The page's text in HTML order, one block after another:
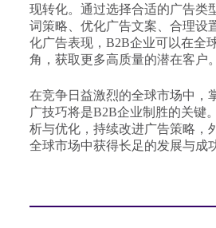
现转化。通过选择合适的广告类
词策略、优化广告文案、合理设
化广告表现，B2B企业可以在全
角，获取更多高质量的潜在客户。
在竞争日益激烈的全球市场中，
广技巧将是B2B企业制胜的关键
析与优化，持续改进广告策略，
全球市场中获得长足的发展与成